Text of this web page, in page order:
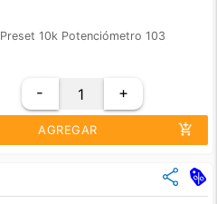
Preset 10k Potenciómetro 103
- +
AGREGAR add_shopping_cart
close
Precio Unidad